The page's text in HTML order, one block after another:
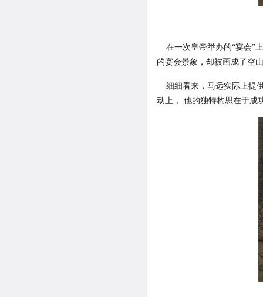
在一次皇帝举办的“宴会”
的宴会景象，却被画成了空
细细看来，马远实际上提
动上， 他的独特构思在于成